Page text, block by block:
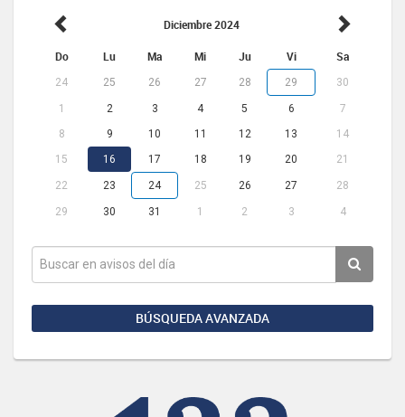
Diciembre 2024
Do Lu Ma Mi Ju Vi Sa
24 25 26 27 28 29 30
1 2 3 4 5 6
7
8
9 10 11 12 13
14
15
16 17 18 19 20 21
22 23 24 25 26 27 28
29 30 31 1 2 3 4
BÚSQUEDA AVANZADA